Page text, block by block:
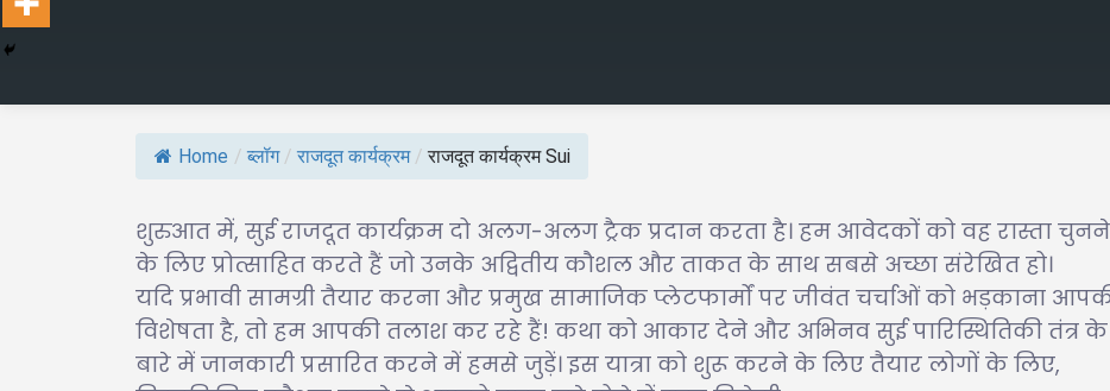
Home / ब्लॉग / राजदूत कार्यक्रम / राजदूत कार्यक्रम Sui
शुरुआत में, सुई राजदूत कार्यक्रम दो अलग-अलग ट्रैक प्रदान करता है। हम आवेदकों को वह रास्ता चुनने
के लिए प्रोत्साहित करते हैं जो उनके अद्वितीय कौशल और ताकत के साथ सबसे अच्छा संरेखित हो।
यदि प्रभावी सामग्री तैयार करना और प्रमुख सामाजिक प्लेटफार्मों पर जीवंत चर्चाओं को भड़काना
विशेषता है, तो हम आपकी तलाश कर रहे हैं! कथा को आकार देने और अभिनव सुई पारिस्थितिकी तंत्र के
बारे में जानकारी प्रसारित करने में हमसे जुड़ें। इस यात्रा को शुरू करने के लिए तैयार लोगों के लिए,